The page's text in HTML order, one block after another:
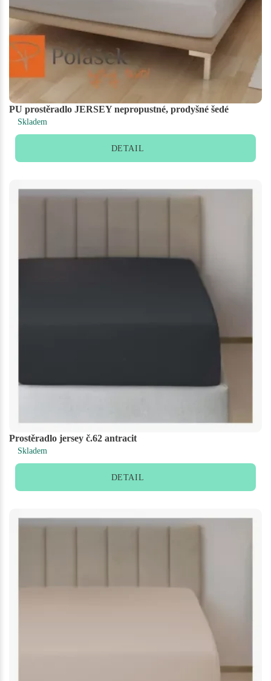
PU prostěradlo JERSEY nepropustné, prodyšné šedé
Skladem
DETAIL
Prostěradlo jersey č.62 antracit
Skladem
DETAIL